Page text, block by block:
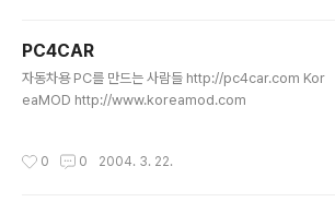
나 무료로 인터넷에 접속할 수 있는 기회를 갖게 됩니다. F
ON은 이러한 공유에 동참하는 사람들에 힘입어 매일 무선
으로 인터넷에 접속할 수 있는 사람들이 늘고 있습니다.
PC4CAR
자동차용 PC를 만드는 사람들 http://pc4car.com Kor
eaMOD http://www.koreamod.com
0 0 2004. 3. 22.